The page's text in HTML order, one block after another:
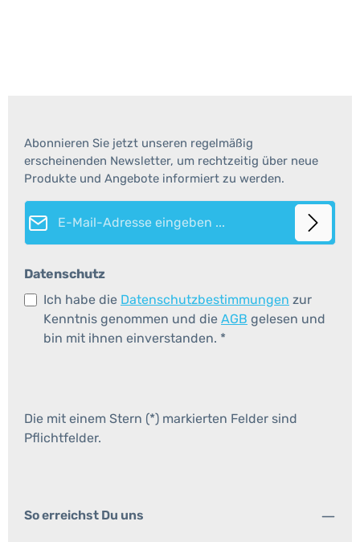
Abonnieren Sie jetzt unseren regelmäßig
erscheinenden Newsletter, um rechtzeitig über neue
Produkte und Angebote informiert zu werden.
E-Mail-Adresse*
Datenschutz
Ich habe die Datenschutzbestimmungen zur
Kenntnis genommen und die AGB gelesen und
bin mit ihnen einverstanden. *
Die mit einem Stern (*) markierten Felder sind
Pflichtfelder.
So erreichst Du uns